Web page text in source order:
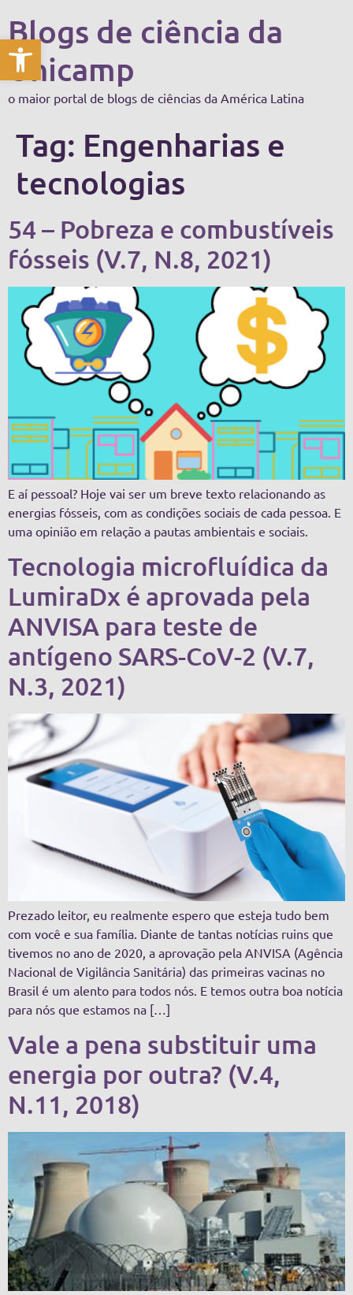
Abrir a barra de ferramentas
Blogs de ciência da
Unicamp
o maior portal de blogs de ciências da América Latina
Tag: Engenharias e
tecnologias
54 – Pobreza e combustíveis
fósseis (V.7, N.8, 2021)
E aí pessoal? Hoje vai ser um breve texto relacionando as
energias fósseis, com as condições sociais de cada pessoa. E
uma opinião em relação a pautas ambientais e sociais.
Tecnologia microfluídica da
LumiraDx é aprovada pela
ANVISA para teste de
antígeno SARS-CoV-2 (V.7,
N.3, 2021)
Prezado leitor, eu realmente espero que esteja tudo bem
com você e sua família. Diante de tantas notícias ruins que
tivemos no ano de 2020, a aprovação pela ANVISA (Agência
Nacional de Vigilância Sanitária) das primeiras vacinas no
Brasil é um alento para todos nós. E temos outra boa notícia
para nós que estamos na […]
Vale a pena substituir uma
energia por outra? (V.4,
N.11, 2018)